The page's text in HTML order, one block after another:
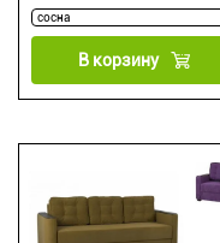
В корзину